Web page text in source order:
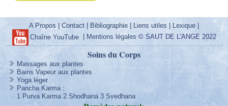
A Propos |Contact Bibliographie Liens utiles Lexique
Chaîne YouTube| Mentions légales © SAUT DE L'ANGE 2022
Soins du Corps
Massages aux plantes
Bains Vapeur aux plantes
Yoga léger
Pancha Karma:
1 Purva Karma 2 Shodhana 3 Svedhana